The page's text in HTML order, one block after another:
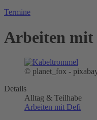
Termine
Arbeiten mit
© planet_fox -
Details
Alltag & Teilhabe
Arbeiten mit Defi